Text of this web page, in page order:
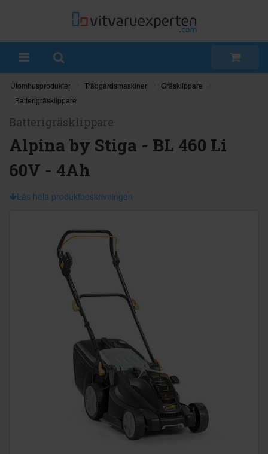
Utomhusprodukter Trädgårdsmaskiner
Gräsklippare
Batterigräsklippare
Batterigräsklippare
Alpina by Stiga - BL 460 Li
60V - 4Ah
Läs hela produktbeskrivningen